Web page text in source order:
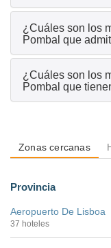
¿Cuáles son los
Pombal que
¿Cuáles son los
Pombal que
Zonas cercanas
Provincia
Aeropuerto De Lisboa
37 hoteles